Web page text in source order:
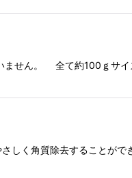
せん。 全て約100ｇサ
く角質除去することが